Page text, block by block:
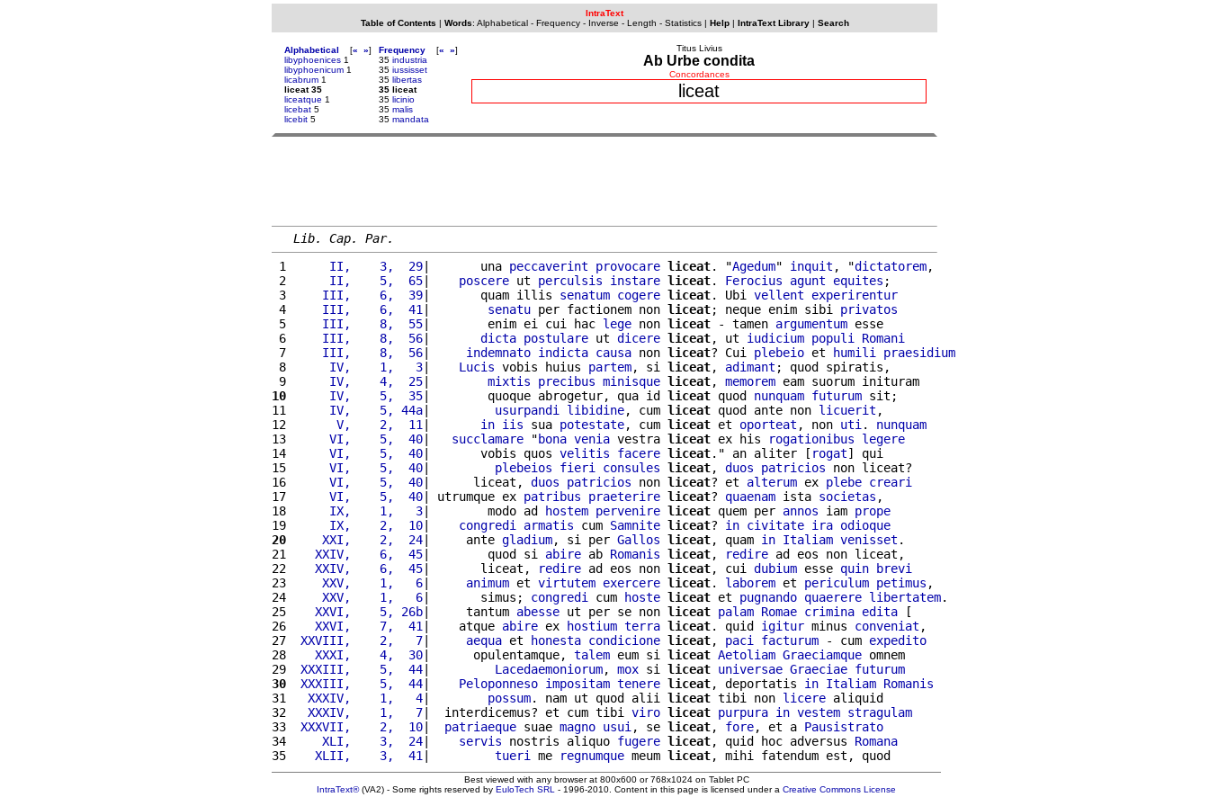
IntraText
Table of Contents | Words: Alphabetical- Frequency- Inverse - Length - Statistics| Help| IntraText Library| Search
Alphabetical [« »]
libyphoenices 1
libyphoenicum 1
licabrum 1
liceat 35
liceatque 1
licebat 5
licebit 5
Frequency [« »]
35 industria
35 iussisset
35 libertas
35 liceat
35 licinio
35 malis
35 mandata
Titus Livius
Ab Urbe condita
Concordances
liceat
Lib. Cap. Par.
1
     II,    3,  29
|       una peccaverint provocare liceat. "Agedum" inquit , "dictatorem,
2
     II,    5,  65
| poscere ut perculsis instare liceat. Ferocius agunt equites ;
3
    III,    6,  39
|       quam illis senatum cogere liceat. Ubi vellent
experirentur
4
    III,    6,  41
| senatu per factionem non liceat; neque enim sibi privatos
5
    III,    8,  55
|        enim ei cui hac lege non liceat - tamen argumentum esse
6
    III,    8,  56
| dicta postulare ut dicere liceat, ut iudicium populi
Romani
7
    III,    8,  56
| indemnato indicta causa non liceat? Cui plebeio et humili
praesidium
8
     IV,    1,   3
| Lucis vobis huius partem, si liceat, adimant ; quod spiratis,
9
     IV,    4,  25
| mixtis precibus minisque liceat, memorem
10
     IV,    5,  35
|        quoque abrogetur, qua id liceat quod nunquam futurum sit;
11
     IV,    5, 44a
| usurpandi libidine, cum liceat quod ante non licuerit ,
12
      V,    2,  11
| in iis sua potestate, cum liceat et oporteat , non uti . nunquam
13
     VI,    5,  40
| succlamare "bona venia vestra liceat ex his rogationibus
legere
14
     VI,    5,  40
|       vobis quos velitis facere liceat." an aliter [ rogat] qui
15
     VI,    5,  40
| plebeios fieri consules liceat, duos patricios non liceat?
16
     VI,    5,  40
|      liceat, duos patricios non liceat? et alterum ex plebe creari
17
     VI,    5,  40
| utrumque ex patribus praeterire liceat? quaenam ista societas ,
18
     IX,    1,   3
|        modo ad hostem pervenire liceat quem per annos iam prope
19
     IX,    2,  10
| congredi armatis cum Samnite liceat? in civitate ira odioque
20
    XXI,    2,  24
|     ante gladium, si per Gallos liceat, quam in Italiam venisset .
21
   XXIV,    6,  45
|        quod si abire ab Romanis liceat, redire ad eos non liceat,
22
   XXIV,    6,  45
|       liceat, redire ad eos non liceat, cui dubium esse quin brevi
23
    XXV,    1,   6
| animum et virtutem exercere liceat. laborem et periculum petimus ,
24
    XXV,    1,   6
|       simus; congredi cum hoste liceat et pugnando quaerere libertatem.
25
   XXVI,    5, 26b
|     tantum abesse ut per se non liceat palam Romae crimina edita [
26
   XXVI,    7,  41
|    atque abire ex hostium terra liceat. quid igitur minus conveniat ,
27
XXVIII,    2,   7| aequa et honesta condicione liceat, paci facturum - cum expedito
28
   XXXI,    4,  30
|      opulentamque, talem eum si liceat Aetoliam Graeciamque omnem
29
XXXIII,    5,  44| Lacedaemoniorum, mox si liceat universae Graeciae futurum
30
XXXIII,    5,  44| Peloponneso impositam tenere liceat, deportatis in Italiam Romanis
31
  XXXIV,    1,   4
| possum. nam ut quod alii liceat tibi non licere aliquid
32
  XXXIV,    1,   7
|  interdicemus? et cum tibi viro liceat purpura in vestem stragulam
33
XXXVII,    2,  10| patriaeque suae magno usui , se liceat, fore, et a Pausistrato
34
    XLI,    3,  24
| servis nostris aliquo fugere liceat, quid hoc adversus Romana
35
   XLII,    3,  41
| tueri me regnumque meum liceat
Best viewed with any browser at 800x600 or 768x1024 on Tablet PC
IntraText®(VA2) - Some rights reserved by EuloTech SRL - 1996-2010. Content in this page is licensed under a Creative Commons License